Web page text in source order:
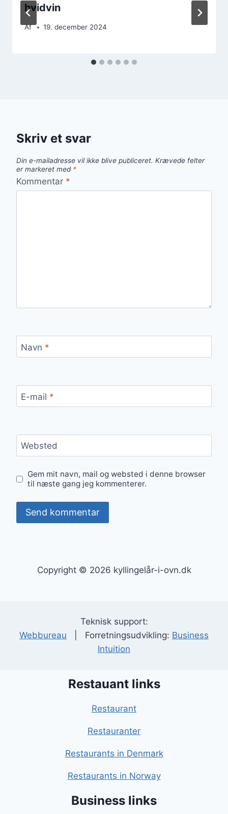
hvidvin
Af 19. december 2024
Skriv et svar
Din e-mailadresse vil ikke blive publiceret. Krævede felter
er markeret med *
Kommentar *
Navn *
E-mail *
Websted
Gem mit navn, mail og websted i denne browser
til næste gang jeg kommenterer.
Copyright © 2026 kyllingelår-i-ovn.dk
Teknisk support:
Webbureau | Forretningsudvikling: Business
Intuition
Restauant links
Restaurant
Restauranter
Restaurants in Denmark
Restaurants in Norway
Business links